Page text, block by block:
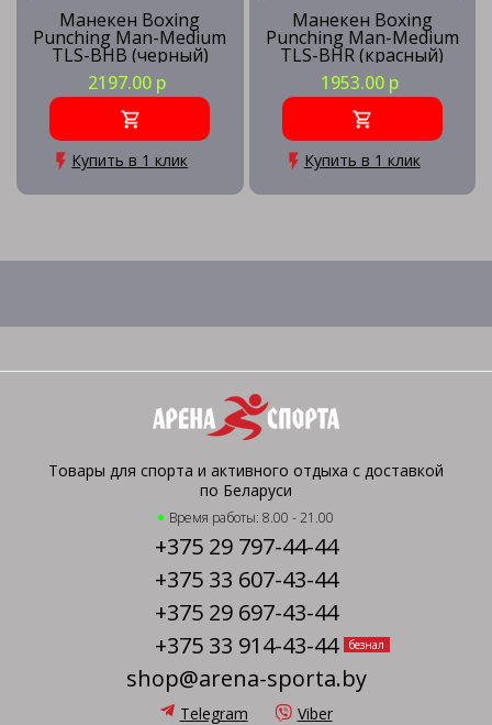
Манекен Boxing
Punching Man-Medium
TLS-BHB (черный)
2197.00 р
Купить в 1 клик
Манекен Boxing
Punching Man-Medium
TLS-BHR (красный)
1953.00 р
Купить в 1 клик
Товары для спорта и активного отдыха с доставкой
по Беларуси
Время работы: 8.00 - 21.00
+375 29 797-44-44
+375 33 607-43-44
+375 29 697-43-44
+375 33 914-43-44
безнал
shop@arena-sporta.by
Telegram Viber